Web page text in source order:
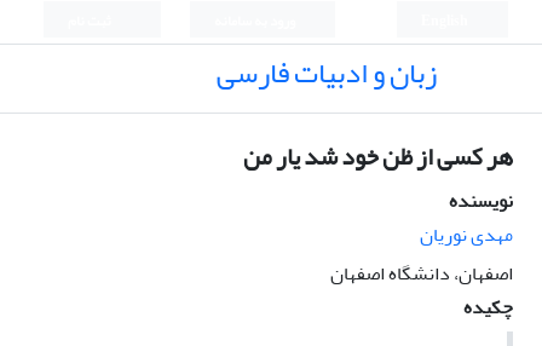
زبان و ادبیات فارسی
هر کسی از ظن خود شد یار من
نویسنده
مهدی نوریان
اصفهان، دانشگاه اصفهان
چکیده